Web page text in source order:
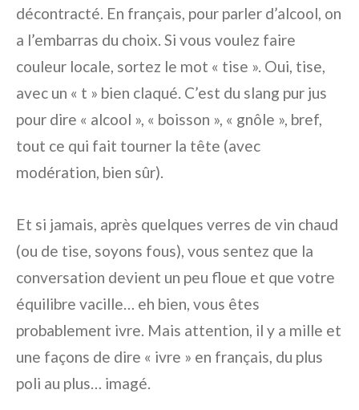
décontracté. En français, pour parler d’alcool, on
a l’embarras du choix. Si vous voulez faire
couleur locale, sortez le mot « tise ». Oui, tise,
avec un « t » bien claqué. C’est du slang pur jus
pour dire « alcool », « boisson », « gnôle », bref,
tout ce qui fait tourner la tête (avec
modération, bien sûr).
Et si jamais, après quelques verres de vin chaud
(ou de tise, soyons fous), vous sentez que la
conversation devient un peu floue et que votre
équilibre vacille… eh bien, vous êtes
probablement ivre. Mais attention, il y a mille et
une façons de dire « ivre » en français, du plus
poli au plus… imagé.